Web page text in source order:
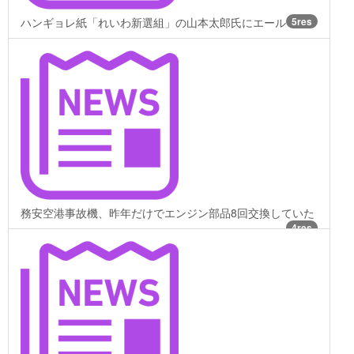
ハンギョレ紙「れいわ新選組」の山本太郎氏にエール 5res
務安空港事故機、昨年だけでエンジン部品8回交換していた
4res